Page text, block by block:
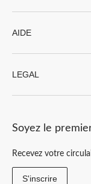
AIDE
LEGAL
Soyez le
Recevez votre
S'inscrire